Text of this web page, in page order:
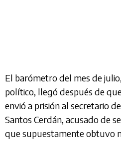
El barómetro del mes de
político, llegó después de
envió a prisión al secretario
Santos Cerdán, acusado de
que supuestamente obtuvo